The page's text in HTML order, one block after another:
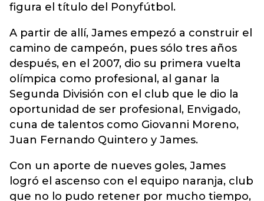
figura el título del Ponyfútbol.
A partir de allí, James empezó a construir el
camino de campeón, pues sólo tres años
después, en el 2007, dio su primera vuelta
olímpica como profesional, al ganar la
Segunda División con el club que le dio la
oportunidad de ser profesional, Envigado,
cuna de talentos como Giovanni Moreno,
Juan Fernando Quintero y James.
Con un aporte de nueves goles, James
logró el ascenso con el equipo naranja, club
que no lo pudo retener por mucho tiempo,